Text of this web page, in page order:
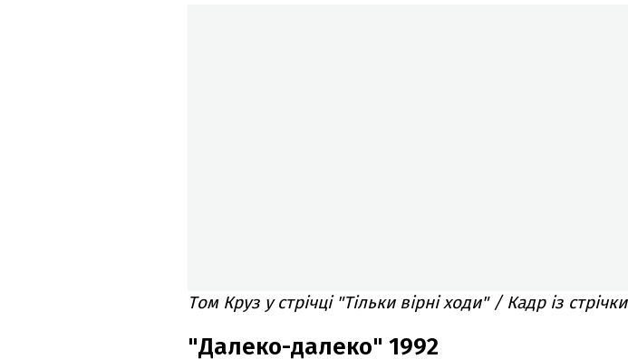
Том Круз у стрічці "Тільки вірні ходи" / Кадр із стрічки
"Далеко-далеко" 1992